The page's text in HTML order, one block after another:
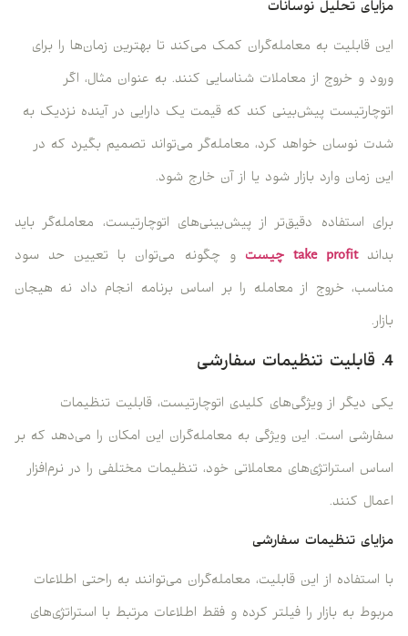
مزایای تحلیل نوسانات
این قابلیت به معامله‌گران کمک می‌کند تا بهترین زمان‌ها را برای
ورود و خروج از معاملات شناسایی کنند. به عنوان مثال، اگر
اتوچارتیست پیش‌بینی کند که قیمت یک دارایی در آینده نزدیک به
شدت نوسان خواهد کرد، معامله‌گر می‌تواند تصمیم بگیرد که در
این زمان وارد بازار شود یا از آن خارج شود.
برای استفاده دقیق‌تر از پیش‌بینی‌های اتوچارتیست، معامله‌گر باید
بداندtake profit چیست
و چگونه می‌توان با تعیین حد سود
مناسب، خروج از معامله را بر اساس برنامه انجام داد نه هیجان
بازار.
4. قابلیت تنظیمات سفارشی
یکی دیگر از ویژگی‌های کلیدی اتوچارتیست، قابلیت تنظیمات
سفارشی است. این ویژگی به معامله‌گران این امکان را می‌دهد که بر
اساس استراتژی‌های معاملاتی خود، تنظیمات مختلفی را در نرم‌افزار
اعمال کنند.
مزایای تنظیمات سفارشی
با استفاده از این قابلیت، معامله‌گران می‌توانند به راحتی اطلاعات
مربوط به بازار را فیلتر کرده و فقط اطلاعات مرتبط با استراتژی‌های